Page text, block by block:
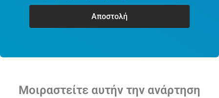
Αποστολή
Μοιραστείτε αυτήν την ανάρτηση